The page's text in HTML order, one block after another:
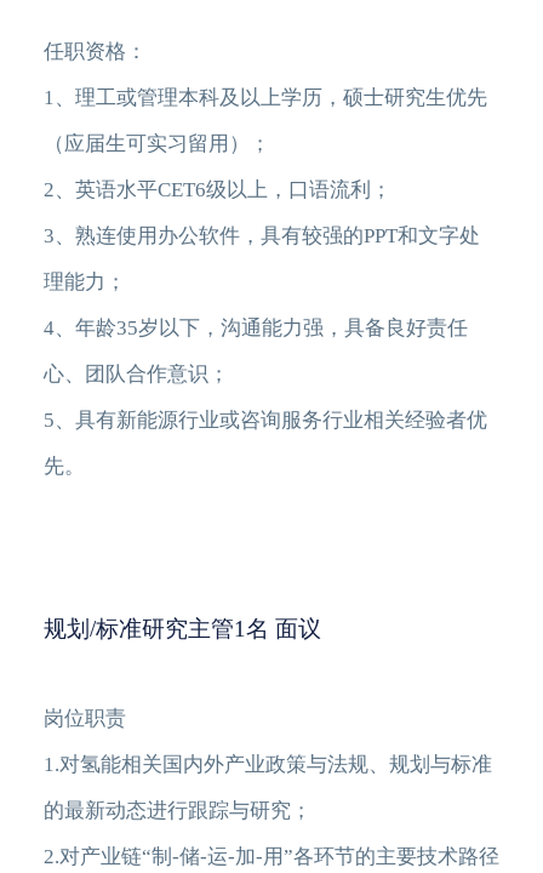
任职资格：
1、理工或管理本科及以上学历，硕士研究生优先
（应届生可实习留用）；
2、英语水平CET6级以上，口语流利；
3、熟连使用办公软件，具有较强的PPT和文字处
理能力；
4、年龄35岁以下，沟通能力强，具备良好责任
心、团队合作意识；
5、具有新能源行业或咨询服务行业相关经验者优
先。
规划/标准研究主管1名 面议
岗位职责
1.对氢能相关国内外产业政策与法规、规划与标准
的最新动态进行跟踪与研究；
2.对产业链“制-储-运-加-用”各环节的主要技术路径